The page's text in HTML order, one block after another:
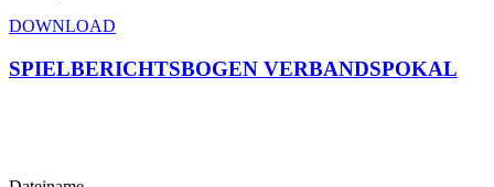
DOWNLOAD
SPIELBERICHTSBOGEN VERBANDSPOKAL